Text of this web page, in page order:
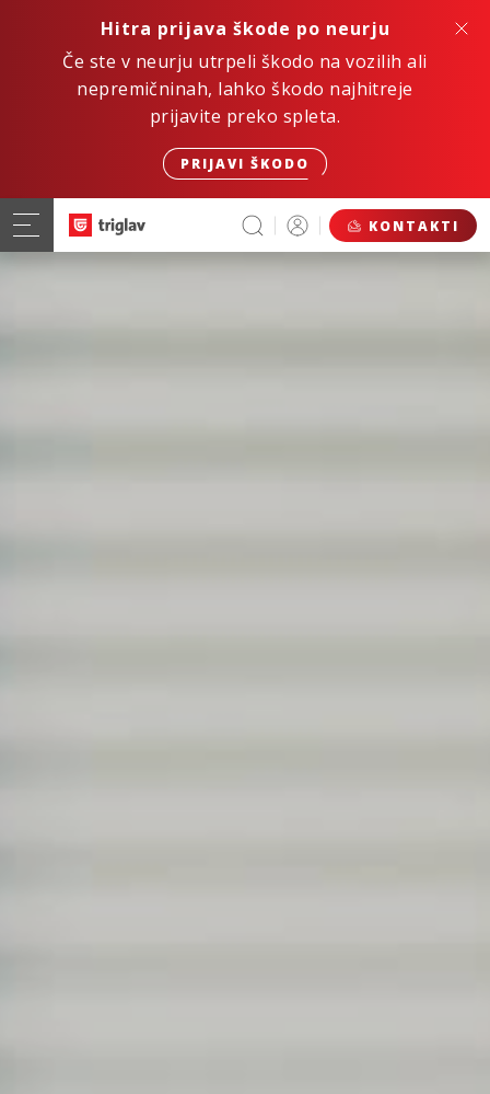
Hitra prijava škode po neurju
Če ste v neurju utrpeli škodo na vozilih ali
nepremičninah, lahko škodo najhitreje
prijavite preko spleta.
PRIJAVI ŠKODO
KONTAKTI